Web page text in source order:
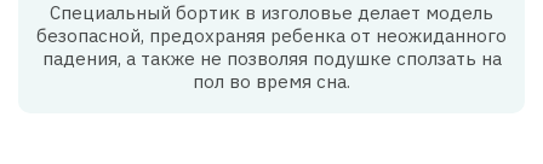
Специальный бортик в изголовье делает модель
безопасной, предохраняя ребенка от неожиданного
падения, а также не позволяя подушке сползать на
пол во время сна.